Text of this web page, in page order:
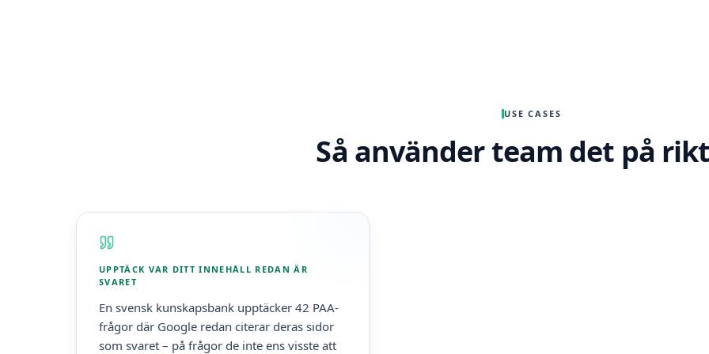
USE CASES
Så använder team det på
UPPTÄCK VAR DITT INNEHÅLL REDAN ÄR
SVARET
En svensk kunskapsbank upptäcker 42 PAA-
frågor där Google redan citerar deras sidor
som svaret – på frågor de inte ens visste att